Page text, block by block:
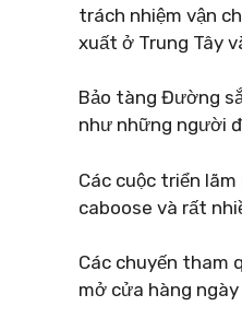
trách nhiệm vận
xuất ở Trung Tây
Bảo tàng Đường
như những người
Các cuộc triển
caboose và rất
Các chuyến tham
mở cửa hàng